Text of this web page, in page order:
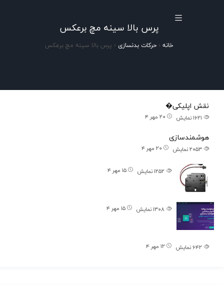
پرس بالا سینه مچ برعکس
خانه ›حرکات بدنسازی › پرس بالا سینه مچ برعکس
نقش اپلیکی�
۲۰ مهر ۴ نمایش
هوشمندسازی
۲۰ مهر ۴ نمایش
۱۵ مهر ۴ نمایش
۱۵ مهر ۴ نمایش
۱۲ مهر ۴ نمایش